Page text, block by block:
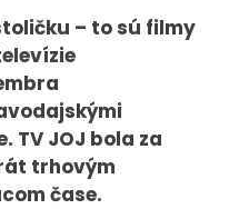
– to sú filmy
TV JOJ bola za
trhovým
čase.